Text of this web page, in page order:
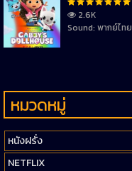
2.6K
Sound: พากย์ไทย
หมวดหมู่
หนังฝรั่ง
NETFLIX